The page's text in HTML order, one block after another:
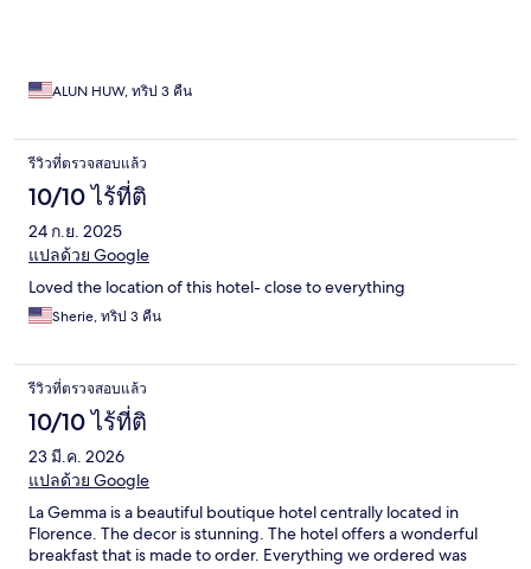
ALUN HUW, ทริป 3 คืน
รีวิวที่ตรวจสอบแล้ว
10/10 ไร้ที่ติ
24 ก.ย. 2025
แปลด้วย Google
Loved the location of this hotel- close to everything
Sherie, ทริป 3 คืน
รีวิวที่ตรวจสอบแล้ว
10/10 ไร้ที่ติ
23 มี.ค. 2026
แปลด้วย Google
La Gemma is a beautiful boutique hotel centrally located in
Florence. The decor is stunning. The hotel offers a wonderful
breakfast that is made to order. Everything we ordered was